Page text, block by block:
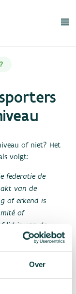
Over
of niet? Het
volgt:
federatie de
van de
of erkend is
of
lid is van de
Federations
niveau
criteria